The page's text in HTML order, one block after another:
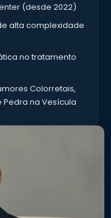
(desde 2022)
alta complexidade
no tratamento
Colorretais,
Pedra na Vesícula